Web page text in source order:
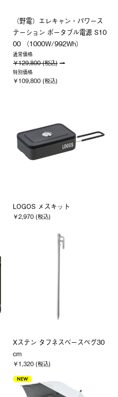
（野電）エレキャン・パワース
テーション ポータブル電源 S10
00 （1000W/992Wh）
通常価格
￥129,800 (税込)
特別価格
￥109,800 (税込)
LOGOS メスキット
￥2,970 (税込)
Xステン タフネスベースペグ30
cm
￥1,320 (税込)
NEW